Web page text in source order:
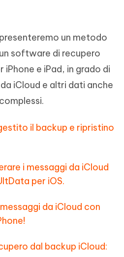
un metodo
software di recupero
e iPad, in grado di
iCloud e altri dati anche
il backup e ripristino
i messaggi da iCloud
per iOS.
da iCloud con
dal backup iCloud: